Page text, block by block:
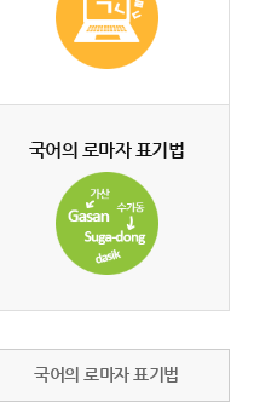
국어의 로마자 표기법
국어의 로마자 표기법